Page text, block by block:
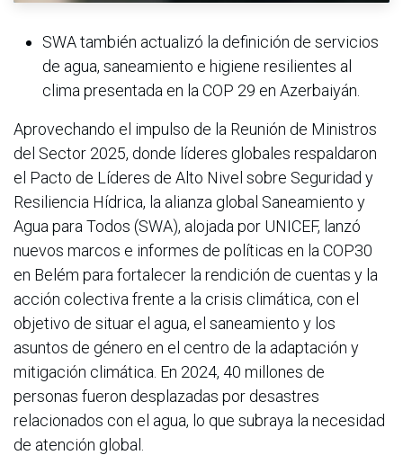
SWA también actualizó la definición de servicios
de agua, saneamiento e higiene resilientes al
clima presentada en la COP 29 en Azerbaiyán.
Aprovechando el impulso de la Reunión de Ministros
del Sector 2025, donde líderes globales respaldaron
el Pacto de Líderes de Alto Nivel sobre Seguridad y
Resiliencia Hídrica, la alianza global Saneamiento y
Agua para Todos (SWA), alojada por UNICEF, lanzó
nuevos marcos e informes de políticas en la COP30
en Belém para fortalecer la rendición de cuentas y la
acción colectiva frente a la crisis climática, con el
objetivo de situar el agua, el saneamiento y los
asuntos de género en el centro de la adaptación y
mitigación climática. En 2024, 40 millones de
personas fueron desplazadas por desastres
relacionados con el agua, lo que subraya la necesidad
de atención global.